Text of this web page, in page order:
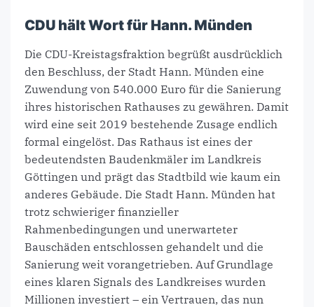
CDU hält Wort für Hann. Münden
Die CDU-Kreistagsfraktion begrüßt ausdrücklich
den Beschluss, der Stadt Hann. Münden eine
Zuwendung von 540.000 Euro für die Sanierung
ihres historischen Rathauses zu gewähren. Damit
wird eine seit 2019 bestehende Zusage endlich
formal eingelöst. Das Rathaus ist eines der
bedeutendsten Baudenkmäler im Landkreis
Göttingen und prägt das Stadtbild wie kaum ein
anderes Gebäude. Die Stadt Hann. Münden hat
trotz schwieriger finanzieller
Rahmenbedingungen und unerwarteter
Bauschäden entschlossen gehandelt und die
Sanierung weit vorangetrieben. Auf Grundlage
eines klaren Signals des Landkreises wurden
Millionen investiert – ein Vertrauen, das nun